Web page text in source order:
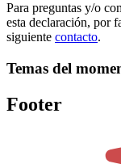
Para preguntas y/o
esta declaración, por
siguiente contacto.
Temas del
Footer